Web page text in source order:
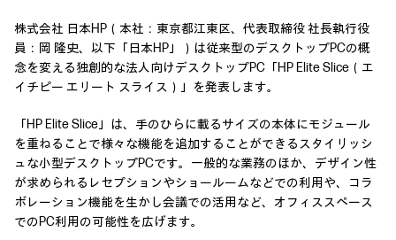
株式会社 日本HP（本社：東京都江東区、代表取締役 社長執行役
員：岡 隆史、以下「日本HP」）は従来型のデスクトップPCの概
念を変える独創的な法人向けデスクトップPC「HP Elite Slice（エ
イチピー エリート スライス）」を発表します。
「HP Elite Slice」は、手のひらに載るサイズの本体にモジュール
を重ねることで様々な機能を追加することができるスタイリッシ
ュな小型デスクトップPCです。一般的な業務のほか、デザイン性
が求められるレセプションやショールームなどでの利用や、コラ
ボレーション機能を生かし会議での活用など、オフィススペース
でのPC利用の可能性を広げます。